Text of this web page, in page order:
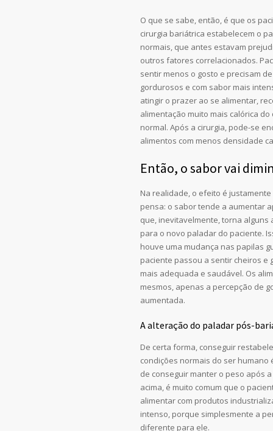
O que se sabe, então, é que os
cirurgia bariátrica estabelecem o
normais, que antes estavam
outros fatores correlacionados.
sentir menos o gosto e precisam
gordurosos e com sabor mais
atingir o prazer ao se alimentar,
alimentação muito mais calórica
normal. Após a cirurgia, pode-se
alimentos com menos densidade
Então, o sabor vai
Na realidade, o efeito é
pensa: o sabor tende a aumentar
que, inevitavelmente, torna alguns
para o novo paladar do paciente.
houve uma mudança nas papilas
paciente passou a sentir cheiros e
mais adequada e saudável. Os
mesmos, apenas a percepção de
aumentada.
A alteração do paladar pós-
De certa forma, conseguir
condições normais do ser humano
de conseguir manter o peso após
acima, é muito comum que o
alimentar com produtos
intenso, porque simplesmente a
diferente para ele.